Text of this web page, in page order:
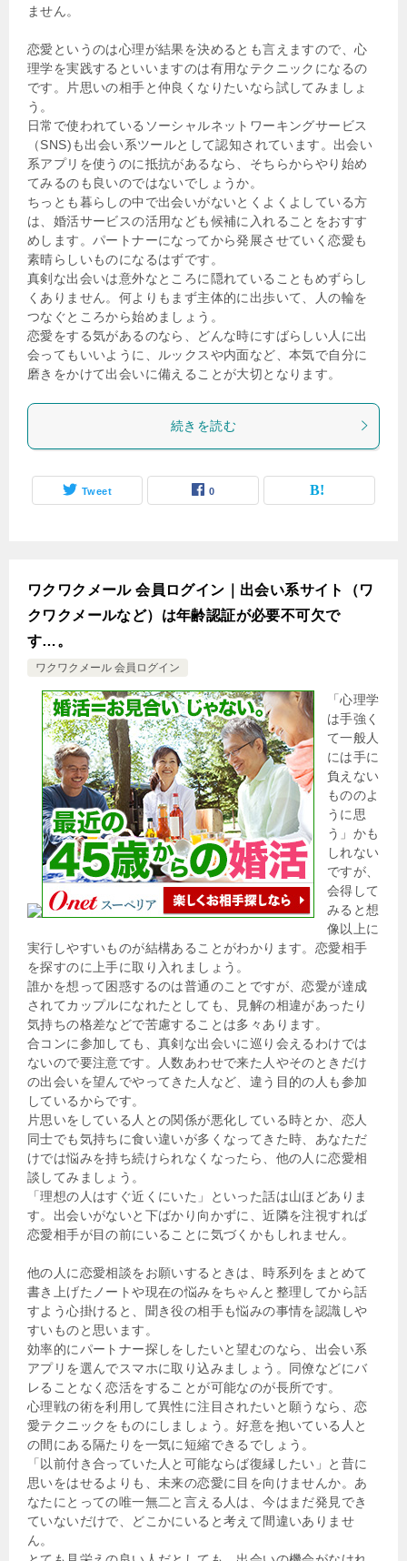
ません。
恋愛というのは心理が結果を決めるとも言えますので、心
理学を実践するといいますのは有用なテクニックになるの
です。片思いの相手と仲良くなりたいなら試してみましょ
う。
日常で使われているソーシャルネットワーキングサービス
（SNS)も出会い系ツールとして認知されています。出会い
系アプリを使うのに抵抗があるなら、そちらからやり始め
てみるのも良いのではないでしょうか。
ちっとも暮らしの中で出会いがないとくよくよしている方
は、婚活サービスの活用なども候補に入れることをおすす
めします。パートナーになってから発展させていく恋愛も
素晴らしいものになるはずです。
真剣な出会いは意外なところに隠れていることもめずらし
くありません。何よりもまず主体的に出歩いて、人の輪を
つなぐところから始めましょう。
恋愛をする気があるのなら、どんな時にすばらしい人に出
会ってもいいように、ルックスや内面など、本気で自分に
磨きをかけて出会いに備えることが大切となります。
続きを読む
Tweet 0
ワクワクメール 会員ログイン｜出会い系サイト（ワ
クワクメールなど）は年齢認証が必要不可欠で
す…。
ワクワクメール 会員ログイン
「心理学
は手強く
て一般人
には手に
負えない
もののよ
うに思
う」かも
しれない
ですが、
会得して
みると想
像以上に
実行しやすいものが結構あることがわかります。恋愛相手
を探すのに上手に取り入れましょう。
誰かを想って困惑するのは普通のことですが、恋愛が達成
されてカップルになれたとしても、見解の相違があったり
気持ちの格差などで苦慮することは多々あります。
合コンに参加しても、真剣な出会いに巡り会えるわけでは
ないので要注意です。人数あわせで来た人やそのときだけ
の出会いを望んでやってきた人など、違う目的の人も参加
しているからです。
片思いをしている人との関係が悪化している時とか、恋人
同士でも気持ちに食い違いが多くなってきた時、あなただ
けでは悩みを持ち続けられなくなったら、他の人に恋愛相
談してみましょう。
「理想の人はすぐ近くにいた」といった話は山ほどありま
す。出会いがないと下ばかり向かずに、近隣を注視すれば
恋愛相手が目の前にいることに気づくかもしれません。
他の人に恋愛相談をお願いするときは、時系列をまとめて
書き上げたノートや現在の悩みをちゃんと整理してから話
すよう心掛けると、聞き役の相手も悩みの事情を認識しや
すいものと思います。
効率的にパートナー探しをしたいと望むのなら、出会い系
アプリを選んでスマホに取り込みましょう。同僚などにバ
レることなく恋活をすることが可能なのが長所です。
心理戦の術を利用して異性に注目されたいと願うなら、恋
愛テクニックをものにしましょう。好意を抱いている人と
の間にある隔たりを一気に短縮できるでしょう。
「以前付き合っていた人と可能ならば復縁したい」と昔に
思いをはせるよりも、未来の恋愛に目を向けませんか。あ
なたにとっての唯一無二と言える人は、今はまだ発見でき
ていないだけで、どこかにいると考えて間違いありませ
ん。